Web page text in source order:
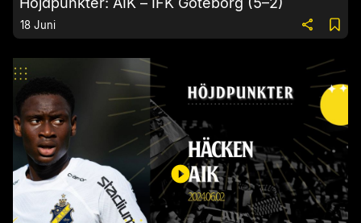
18 Juni